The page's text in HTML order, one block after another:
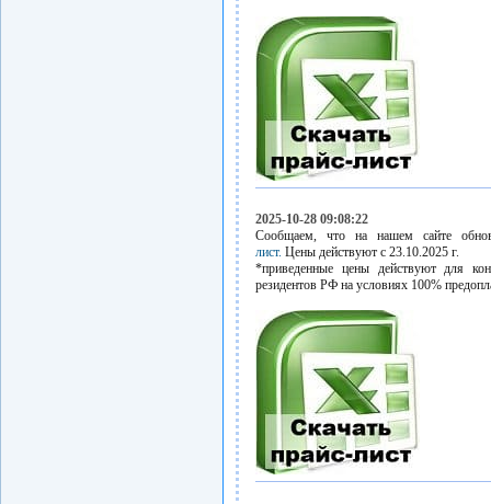
2025-10-28 09:08:22
Сообщаем, что на нашем сайте
лист. Цены действуют с 23.10.2025 г.
*приведенные цены действуют для
резидентов РФ на условиях 100%